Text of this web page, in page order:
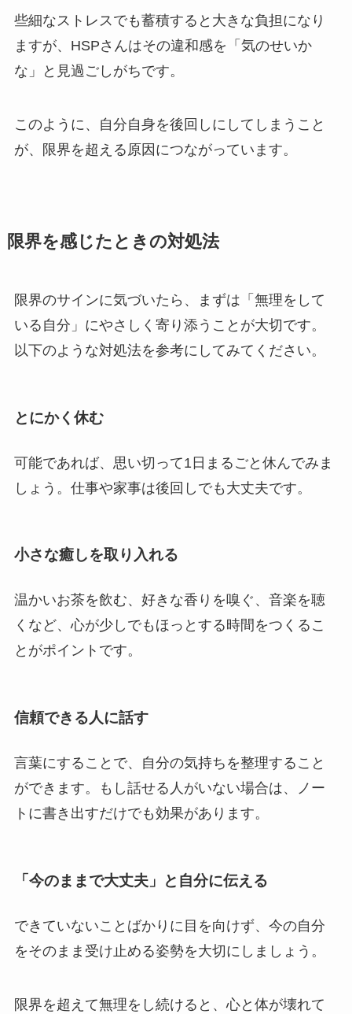
些細なストレスでも蓄積すると大きな負担になり
ますが、HSPさんはその違和感を「気のせいか
な」と見過ごしがちです。
このように、自分自身を後回しにしてしまうこと
が、限界を超える原因につながっています。
限界を感じたときの対処法
限界のサインに気づいたら、まずは「無理をして
いる自分」にやさしく寄り添うことが大切です。
以下のような対処法を参考にしてみてください。
とにかく休む
可能であれば、思い切って1日まるごと休んでみま
しょう。仕事や家事は後回しでも大丈夫です。
小さな癒しを取り入れる
温かいお茶を飲む、好きな香りを嗅ぐ、音楽を聴
くなど、心が少しでもほっとする時間をつくるこ
とがポイントです。
信頼できる人に話す
言葉にすることで、自分の気持ちを整理すること
ができます。もし話せる人がいない場合は、ノー
トに書き出すだけでも効果があります。
「今のままで大丈夫」と自分に伝える
できていないことばかりに目を向けず、今の自分
をそのまま受け止める姿勢を大切にしましょう。
限界を超えて無理をし続けると、心と体が壊れて